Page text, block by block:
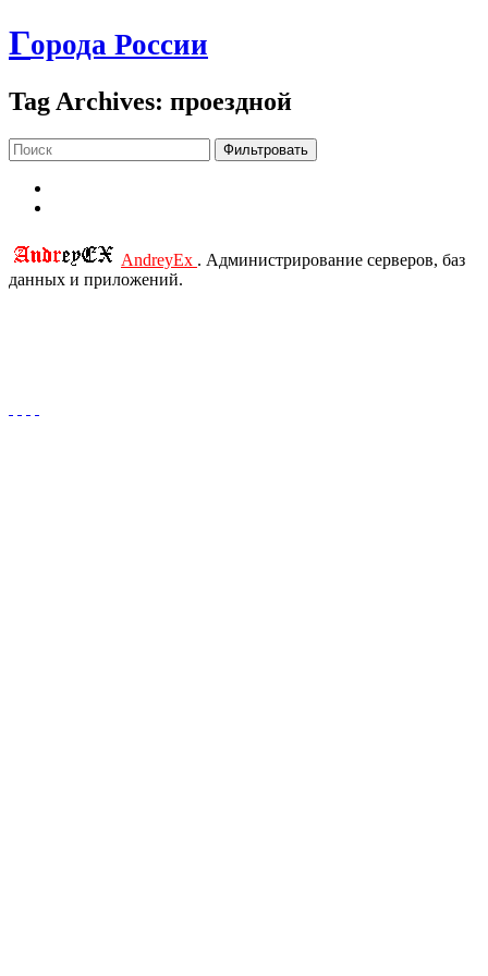
Города России
Tag Archives: проездной
Фильтровать
AndreyEx . Администрирование серверов, баз
данных и приложений.